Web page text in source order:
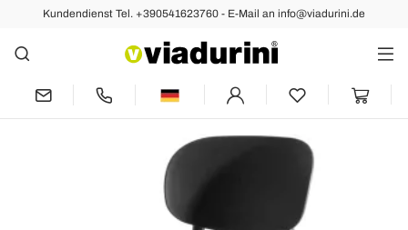
Kundendienst Tel. +390541623760 - E-Mail an info@viadurini.de
Zurück Vorher Nächste
Stapelbarer Esszimmerstuhl aus
Polypropylen, 4 Stück - Zagreb